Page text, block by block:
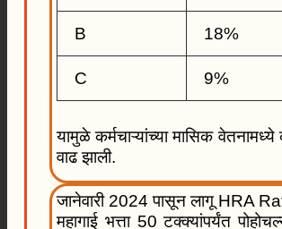
B 18%
C 9%
यामुळे कर्मचाऱ्यांच्या मासिक वेतनामध्ये
वाढ झाली.
जानेवारी 2024 पासून लागू HRA
महागाई भत्ता 50 टक्क्यांपर्यंत